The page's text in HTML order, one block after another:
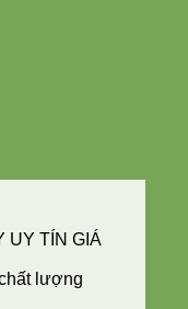
UY TÍN GIÁ
lượng